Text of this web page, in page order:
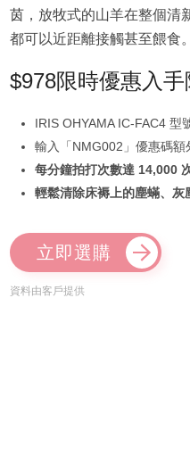
茵，放牧式的山羊在整個清
都可以近距離接觸甚至餵食。
$978限時優惠入
IRIS OHYAMA IC-FAC4 型
輸入「NMG002」優惠碼額
每分鐘拍打次數達 14,000
輕鬆清除床褥上的塵蟎、灰
立即選購
資料由客戶提供